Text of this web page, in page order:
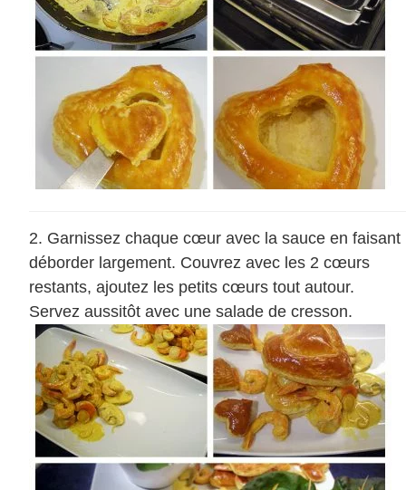
Garnissez chaque cœur avec la sauce en faisant
déborder largement. Couvrez avec les 2 cœurs
restants, ajoutez les petits cœurs tout autour.
Servez aussitôt avec une salade de cresson.